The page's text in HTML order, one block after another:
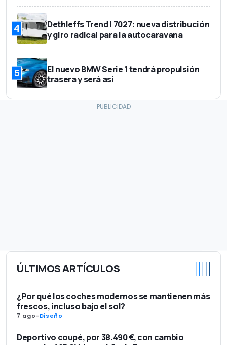
4
Dethleffs Trend I 7027: nueva distribución
y giro radical para la autocaravana
5
El nuevo BMW Serie 1 tendrá propulsión
trasera y será así
ÚLTIMOS ARTÍCULOS
¿Por qué los coches modernos se mantienen más
frescos, incluso bajo el sol?
7 ago-Diseño
Deportivo coupé, por 38.490 €, con cambio